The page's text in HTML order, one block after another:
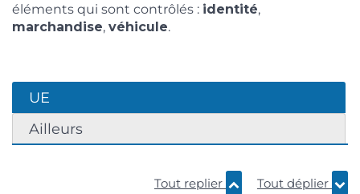
éléments qui sont contrôlés : identité,
marchandise, véhicule.
UE
Ailleurs
Tout replier Tout déplier